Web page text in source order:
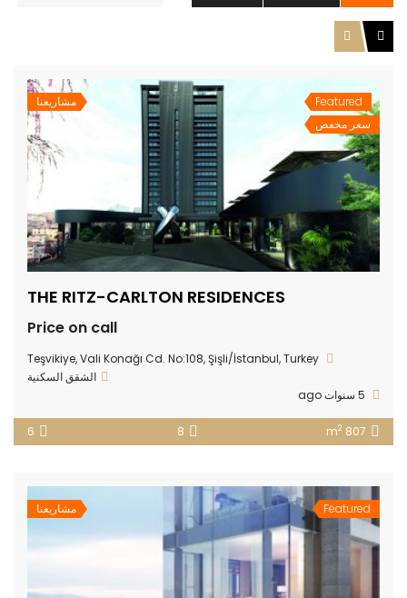
Featured
سعر مخفض
مشاريعنا
THE RITZ-CARLTON RESIDENCES
Price on call
Teşvikiye, Vali Konağı Cd. No:108, Şişli/İstanbul, Turkey
الشقق السكنية
807 m
2
8
6
Featured مشاريعنا